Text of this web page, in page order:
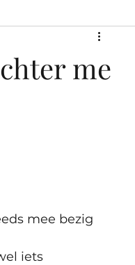
me
mee bezig
iets